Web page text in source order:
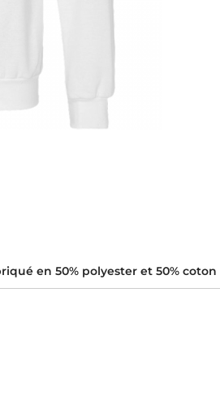
en 50% polyester et 50%